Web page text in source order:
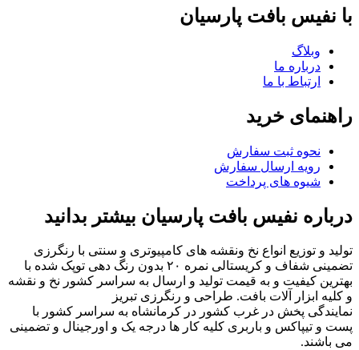
با نفیس بافت پارسیان
وبلاگ
درباره ما
ارتباط با ما
راهنمای خرید
نحوه ثبت سفارش
رویه ارسال سفارش
شیوه های پرداخت
درباره نفیس بافت پارسیان بیشتر بدانید
تولید و توزیع انواع نخ ونقشه های کامپیوتری و سنتی با رنگرزی
تضمینی شفاف و کریستالی نمره ۲۰ بدون رنگ دهی توپک شده با
بهترین کیفیت و به قیمت تولید و ارسال به سراسر کشور نخ و نقشه
و کلیه ابزار آلات بافت. طراحی و رنگرزی تبریز
نمایندگی پخش در غرب کشور در کرمانشاه به سراسر کشور با
پست و تیپاکس و باربری کلیه کار ها درجه یک و اورجینال و تضمینی
می باشند.